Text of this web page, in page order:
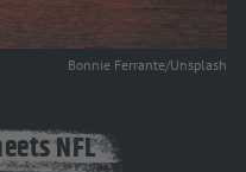
Bonnie Ferrante/Unsplash
NFL